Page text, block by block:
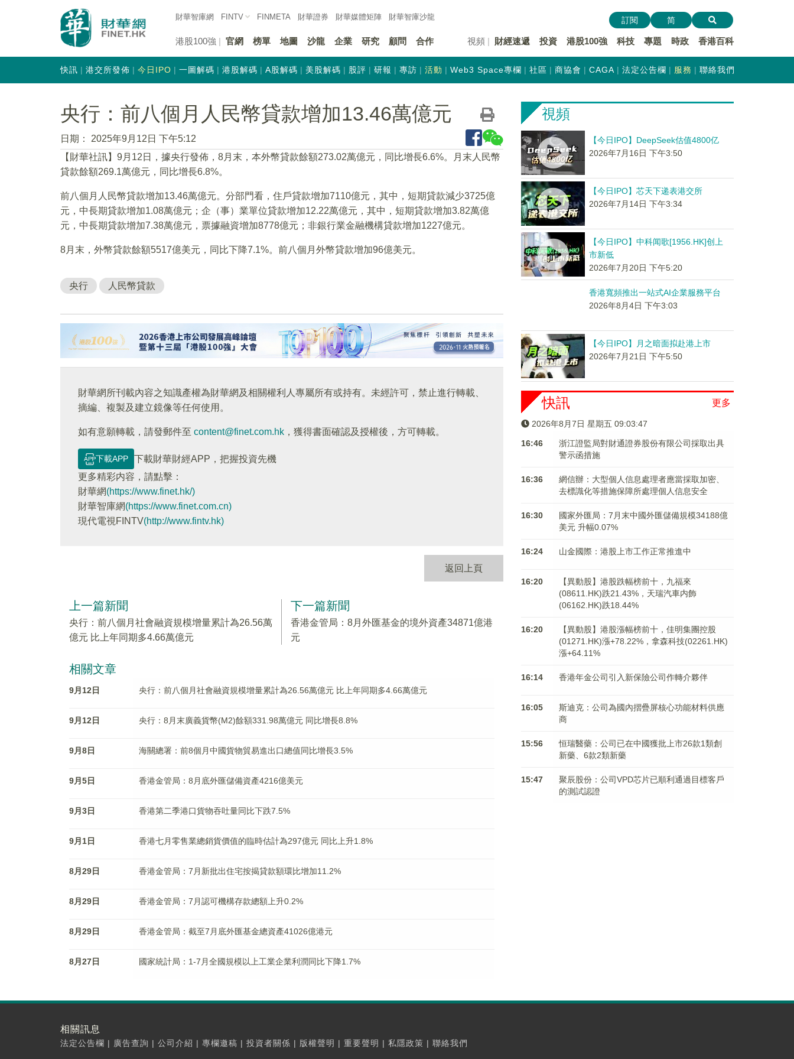
財華智庫網 FINTV FINMETA 財華證券 財華媒體矩陣 財華智庫沙龍
港股100強 官網 榜單 地圖 沙龍 企業 研究 顧問 合作 視頻 財經速遞 投資 港股100強 科技 專題 時政 香港百科
訂閱 简
快訊 港交所發佈 今日IPO 一圖解碼 港股解碼 A股解碼 美股解碼 股評 研報 專訪 活動 Web3 Space專欄 社區 商協會 CAGA 法定公告欄 服務 聯絡我們
央行：前八個月人民幣貸款增加13.46萬億元
日期：
2025年9月12日 下午5:12
【財華社訊】9月12日，據央行發佈，8月末，本外幣貸款餘額273.02萬億元，同比增長6.6%。月末人民幣
貸款餘額269.1萬億元，同比增長6.8%。
前八個月人民幣貸款增加13.46萬億元。分部門看，住戶貸款增加7110億元，其中，短期貸款減少3725億
元，中長期貸款增加1.08萬億元；企（事）業單位貸款增加12.22萬億元，其中，短期貸款增加3.82萬億
元，中長期貸款增加7.38萬億元，票據融資增加8778億元；非銀行業金融機構貸款增加1227億元。
8月末，外幣貸款餘額5517億美元，同比下降7.1%。前八個月外幣貸款增加96億美元。
央行 人民幣貸款
財華網所刊載內容之知識產權為財華網及相關權利人專屬所有或持有。未經許可，禁止進行轉載、
摘編、複製及建立鏡像等任何使用。
如有意願轉載，請發郵件至 content@finet.com.hk ，獲得書面確認及授權後，方可轉載。
下載APP
下載財華財經APP，把握投資先機
更多精彩内容，請點擊：
財華網(https://www.finet.hk/)
財華智庫網(https://www.finet.com.cn)
現代電視FINTV(http://www.fintv.hk)
返回上頁
上一篇新聞
央行：前八個月社會融資規模增量累計為26.56萬
億元 比上年同期多4.66萬億元
下一篇新聞
香港金管局：8月外匯基金的境外資產34871億港
元
相關文章
9月12日 央行：前八個月社會融資規模增量累計為26.56萬億元 比上年同期多4.66萬億元
9月12日 央行：8月末廣義貨幣(M2)餘額331.98萬億元 同比增長8.8%
9月8日 海關總署：前8個月中國貨物貿易進出口總值同比增長3.5%
9月5日 香港金管局：8月底外匯儲備資產4216億美元
9月3日 香港第二季港口貨物吞吐量同比下跌7.5%
9月1日 香港七月零售業總銷貨價值的臨時估計為297億元 同比上升1.8%
8月29日 香港金管局：7月新批出住宅按揭貸款額環比增加11.2%
8月29日 香港金管局：7月認可機構存款總額上升0.2%
8月29日 香港金管局：截至7月底外匯基金總資產41026億港元
8月27日 國家統計局：1-7月全國規模以上工業企業利潤同比下降1.7%
視頻
【今日IPO】DeepSeek估值4800亿
2026年7月16日 下午3:50
【今日IPO】芯天下递表港交所
2026年7月14日 下午3:34
【今日IPO】中科闻歌[1956.HK]创上
市新低
2026年7月20日 下午5:20
香港寬頻推出一站式AI企業服務平台
2026年8月4日 下午3:03
【今日IPO】月之暗面拟赴港上市
2026年7月21日 下午5:50
更多
快訊
2026年8月7日 星期五 09:03:48
16:46
浙江證監局對財通證券股份有限公司採取出具
警示函措施
16:36
網信辦：大型個人信息處理者應當採取加密、
去標識化等措施保障所處理個人信息安全
16:30
國家外匯局：7月末中國外匯儲備規模34188億
美元 升幅0.07%
16:24 山金國際：港股上市工作正常推進中
16:20
【異動股】港股跌幅榜前十，九福來
(08611.HK)跌21.43%，天瑞汽車内飾
(06162.HK)跌18.44%
16:20
【異動股】港股漲幅榜前十，佳明集團控股
(01271.HK)漲+78.22%，拿森科技(02261.HK)
漲+64.11%
16:14 香港年金公司引入新保險公司作轉介夥伴
16:05
斯迪克：公司為國內摺疊屏核心功能材料供應
商
15:56
恒瑞醫藥：公司已在中國獲批上市26款1類創
新藥、6款2類新藥
15:47
聚辰股份：公司VPD芯片已順利通過目標客戶
的測試認證
相關訊息
法定公告欄 | 廣告查詢 | 公司介紹 | 專欄邀稿 | 投資者關係 | 版權聲明 | 重要聲明 | 私隱政策 | 聯絡我們